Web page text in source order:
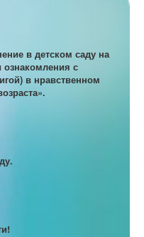
в детском саду на
ознакомления с
в нравственном